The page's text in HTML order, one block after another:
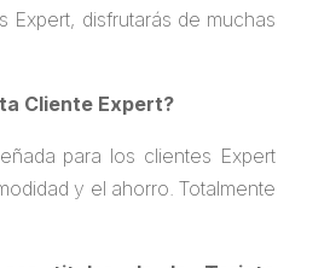
Expert, disfrutarás de muchas
Cliente Expert?
para los clientes Expert
y el ahorro. Totalmente